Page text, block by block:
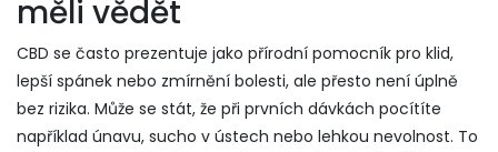
měli vědět
CBD se často prezentuje jako přírodní pomocník pro klid,
lepší spánek nebo zmírnění bolesti, ale přesto není úplně
bez rizika. Může se stát, že při prvních dávkách pocítíte
například únavu, sucho v ústech nebo lehkou nevolnost. To